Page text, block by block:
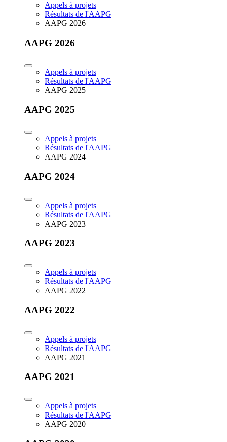
Appels à projets
Résultats de l'AAPG
AAPG 2026
AAPG 2026
Appels à projets
Résultats de l'AAPG
AAPG 2025
AAPG 2025
Appels à projets
Résultats de l'AAPG
AAPG 2024
AAPG 2024
Appels à projets
Résultats de l'AAPG
AAPG 2023
AAPG 2023
Appels à projets
Résultats de l'AAPG
AAPG 2022
AAPG 2022
Appels à projets
Résultats de l'AAPG
AAPG 2021
AAPG 2021
Appels à projets
Résultats de l'AAPG
AAPG 2020